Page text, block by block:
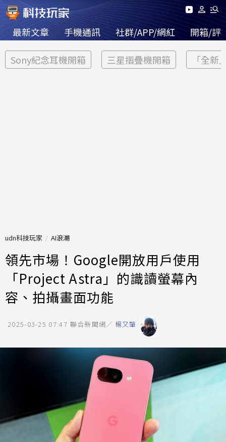
最新文章 手機通訊 社群/APP/網紅 開箱/評
Sony紀念耳機開箱 三星摺疊機開箱 「全新
udn科技玩家 AI浪潮
領先市場！Google開放用戶使用
「Project Astra」的識讀螢幕內
容、拍攝畫面功能
2025-03-25 07:47 聯合新聞網／ 楊又肇